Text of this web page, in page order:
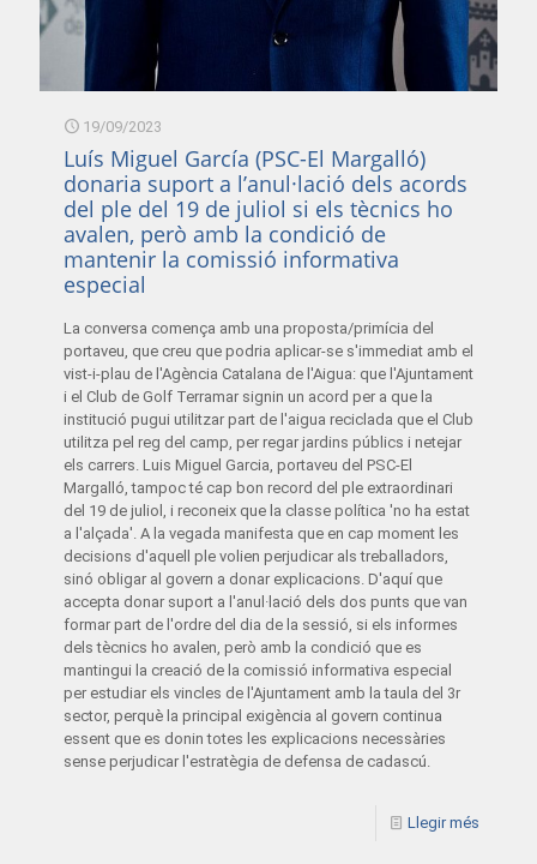
19/09/2023
Luís Miguel García (PSC-El Margalló)
donaria suport a l’anul·lació dels acords
del ple del 19 de juliol si els tècnics ho
avalen, però amb la condició de
mantenir la comissió informativa
especial
La conversa comença amb una proposta/primícia del
portaveu, que creu que podria aplicar-se s'immediat amb el
vist-i-plau de l'Agència Catalana de l'Aigua: que l'Ajuntament
i el Club de Golf Terramar signin un acord per a que la
institució pugui utilitzar part de l'aigua reciclada que el Club
utilitza pel reg del camp, per regar jardins públics i netejar
els carrers. Luis Miguel Garcia, portaveu del PSC-El
Margalló, tampoc té cap bon record del ple extraordinari
del 19 de juliol, i reconeix que la classe política 'no ha estat
a l'alçada'. A la vegada manifesta que en cap moment les
decisions d'aquell ple volien perjudicar als treballadors,
sinó obligar al govern a donar explicacions. D'aquí que
accepta donar suport a l'anul·lació dels dos punts que van
formar part de l'ordre del dia de la sessió, si els informes
dels tècnics ho avalen, però amb la condició que es
mantingui la creació de la comissió informativa especial
per estudiar els vincles de l'Ajuntament amb la taula del 3r
sector, perquè la principal exigència al govern continua
essent que es donin totes les explicacions necessàries
sense perjudicar l'estratègia de defensa de cadascú.
Llegir més